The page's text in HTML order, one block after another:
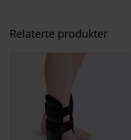
Relaterte produkter